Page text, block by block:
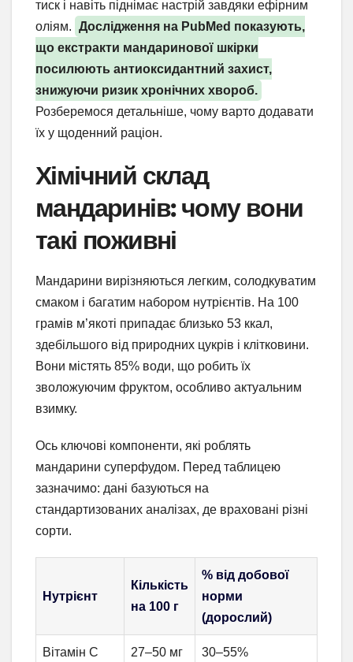
тиск і навіть піднімає настрій завдяки ефірним
оліям. Дослідження на PubMed показують,
що екстракти мандаринової шкірки
посилюють антиоксидантний захист,
знижуючи ризик хронічних хвороб.
Розберемося детальніше, чому варто додавати
їх у щоденний раціон.
Хімічний склад
мандаринів: чому вони
такі поживні
Мандарини вирізняються легким, солодкуватим
смаком і багатим набором нутрієнтів. На 100
грамів м’якоті припадає близько 53 ккал,
здебільшого від природних цукрів і клітковини.
Вони містять 85% води, що робить їх
зволожуючим фруктом, особливо актуальним
взимку.
Ось ключові компоненти, які роблять
мандарини суперфудом. Перед таблицею
зазначимо: дані базуються на
стандартизованих аналізах, де враховані різні
сорти.
Нутрієнт
Кількість
на 100 г
% від добової
норми
(дорослий)
Вітамін С 27–50 мг 30–55%